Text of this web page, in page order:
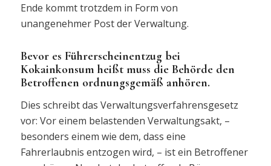
Ende kommt trotzdem in Form von
unangenehmer Post der Verwaltung.
Bevor es Führerscheinentzug bei
Kokainkonsum heißt muss die Behörde den
Betroffenen ordnungsgemäß anhören.
Dies schreibt das Verwaltungsverfahrensgesetz
vor: Vor einem belastenden Verwaltungsakt, –
besonders einem wie dem, dass eine
Fahrerlaubnis entzogen wird, – ist ein Betroffener